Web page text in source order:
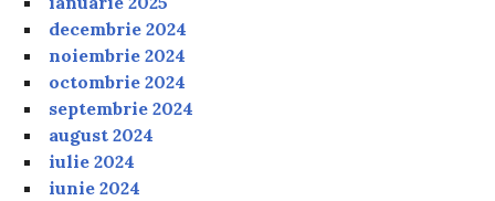
decembrie 2024
noiembrie 2024
octombrie 2024
septembrie 2024
august 2024
iulie 2024
iunie 2024